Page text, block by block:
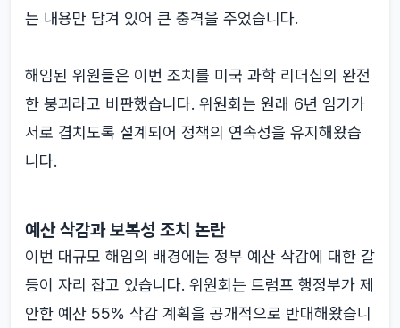
는 내용만 담겨 있어 큰 충격을 주었습니다.
해임된 위원들은 이번 조치를 미국 과학 리더십의 완전
한 붕괴라고 비판했습니다. 위원회는 원래 6년 임기가
서로 겹치도록 설계되어 정책의 연속성을 유지해왔습
니다.
예산 삭감과 보복성 조치 논란
이번 대규모 해임의 배경에는 정부 예산 삭감에 대한 갈
등이 자리 잡고 있습니다. 위원회는 트럼프 행정부가 제
안한 예산 55% 삭감 계획을 공개적으로 반대해왔습니